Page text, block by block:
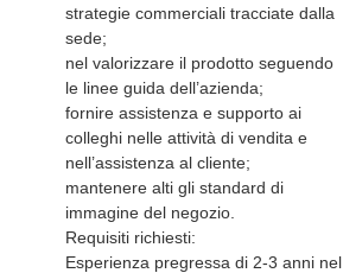
strategie commerciali tracciate dalla
sede;
nel valorizzare il prodotto seguendo
le linee guida dell’azienda;
fornire assistenza e supporto ai
colleghi nelle attività di vendita e
nell’assistenza al cliente;
mantenere alti gli standard di
immagine del negozio.
Requisiti richiesti:
Esperienza pregressa di 2-3 anni nel